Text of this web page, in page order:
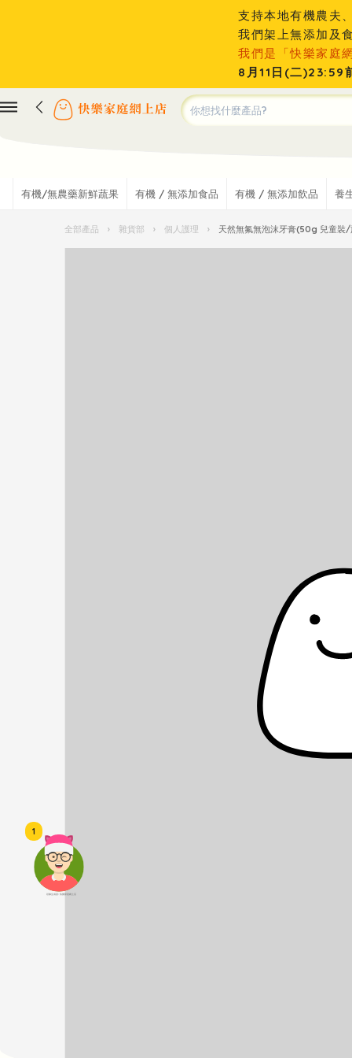
頭像生成器: 快樂家庭網上店
1
支持本地有機農夫
我們架上無添加及
我們是「快樂家庭
8月11日(二)23:59
有機/無農藥新鮮蔬果 有機 / 無添加食品 有機 / 無添加飲品 養
全部產品 › 雜貨部 › 個人護理 › 天然無氟無泡沫牙膏(50g 兒童裝